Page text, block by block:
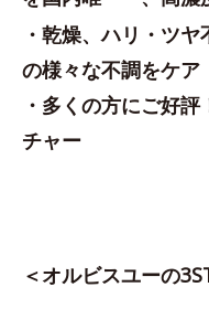
・乾燥、ハリ・ツ
の様々な不調をケア
・多くの方にご好
チャー
＜オルビスユーの